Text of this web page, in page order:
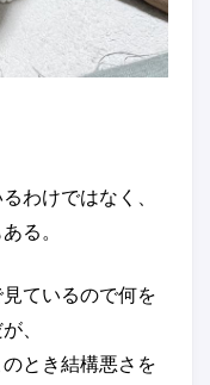
わけではなく、
る。
ているので何を
、
とき結構悪さを